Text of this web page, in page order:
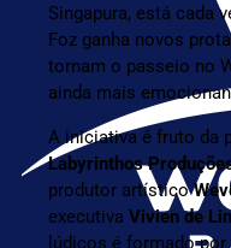
Singapura, está cada
Foz ganha novos
tornam o passeio no
ainda mais
A iniciativa é fruto da
Labyrinthos
produtor artístico
executiva Vivien de
lúdicos é formado